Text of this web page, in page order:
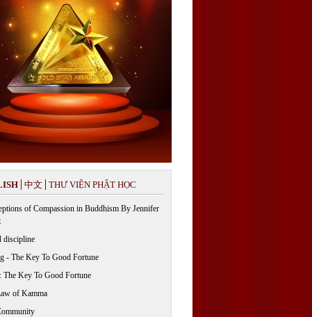
中文 THƯ VIỆN PHẬT HỌC
of Compassion in Buddhism By Jennifer
discipline
- The Key To Good Fortune
The Key To Good Fortune
of Kamma